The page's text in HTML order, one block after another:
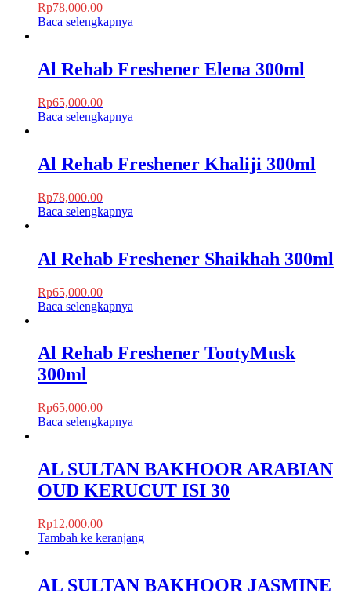
Rp78,000.00
Baca selengkapnya
Al Rehab Freshener Elena 300ml
Rp65,000.00
Baca selengkapnya
Al Rehab Freshener Khaliji 300ml
Rp78,000.00
Baca selengkapnya
Al Rehab Freshener Shaikhah 300ml
Rp65,000.00
Baca selengkapnya
Al Rehab Freshener TootyMusk
300ml
Rp65,000.00
Baca selengkapnya
AL SULTAN BAKHOOR ARABIAN
OUD KERUCUT ISI 30
Rp12,000.00
Tambah ke keranjang
AL SULTAN BAKHOOR JASMINE